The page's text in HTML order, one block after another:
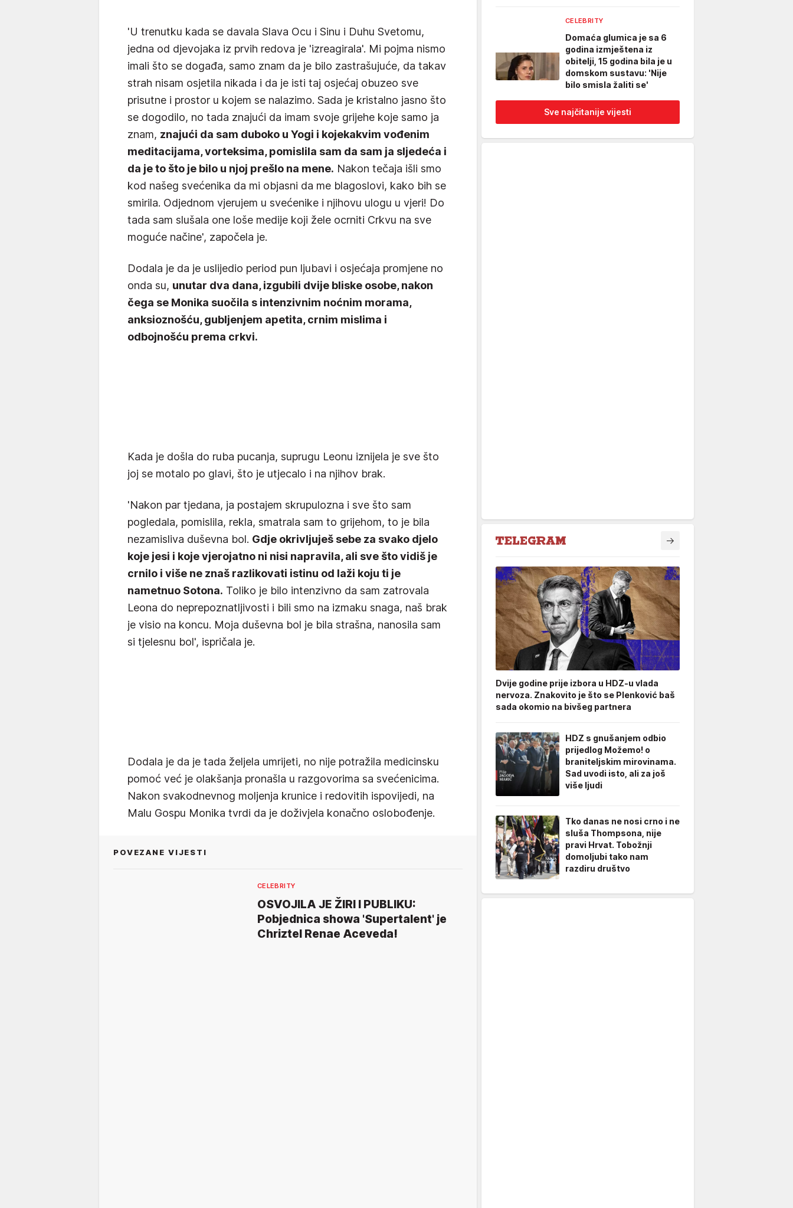
'U trenutku kada se davala Slava Ocu i Sinu i Duhu Svetomu,
jedna od djevojaka iz prvih redova je 'izreagirala'. Mi pojma nismo
imali što se događa, samo znam da je bilo zastrašujuće, da takav
strah nisam osjetila nikada i da je isti taj osjećaj obuzeo sve
prisutne i prostor u kojem se nalazimo. Sada je kristalno jasno što
se dogodilo, no tada znajući da imam svoje grijehe koje samo ja
znam, znajući da sam duboko u Yogi i kojekakvim vođenim
meditacijama, vorteksima, pomislila sam da sam ja sljedeća i
da je to što je bilo u njoj prešlo na mene. Nakon tečaja išli smo
kod našeg svećenika da mi objasni da me blagoslovi, kako bih se
smirila. Odjednom vjerujem u svećenike i njihovu ulogu u vjeri! Do
tada sam slušala one loše medije koji žele ocrniti Crkvu na sve
moguće načine', započela je.
Dodala je da je uslijedio period pun ljubavi i osjećaja promjene no
onda su, unutar dva dana, izgubili dvije bliske osobe, nakon
čega se Monika suočila s intenzivnim noćnim morama,
anksioznošću, gubljenjem apetita, crnim mislima i
odbojnošću prema crkvi.
Kada je došla do ruba pucanja, suprugu Leonu iznijela je sve što
joj se motalo po glavi, što je utjecalo i na njihov brak.
'Nakon par tjedana, ja postajem skrupulozna i sve što sam
pogledala, pomislila, rekla, smatrala sam to grijehom, to je bila
nezamisliva duševna bol. Gdje okrivljuješ sebe za svako djelo
koje jesi i koje vjerojatno ni nisi napravila, ali sve što vidiš je
crnilo i više ne znaš razlikovati istinu od laži koju ti je
nametnuo Sotona. Toliko je bilo intenzivno da sam zatrovala
Leona do neprepoznatljivosti i bili smo na izmaku snaga, naš brak
je visio na koncu. Moja duševna bol je bila strašna, nanosila sam
si tjelesnu bol', ispričala je.
Dodala je da je tada željela umrijeti, no nije potražila medicinsku
pomoć već je olakšanja pronašla u razgovorima sa svećenicima.
Nakon svakodnevnog moljenja krunice i redovitih ispovijedi, na
Malu Gospu Monika tvrdi da je doživjela konačno oslobođenje.
POVEZANE VIJESTI
CELEBRITY
OSVOJILA JE ŽIRI I PUBLIKU:
Pobjednica showa 'Supertalent' je
Chriztel Renae Aceveda!
CELEBRITY
Domaća glumica je sa 6
godina izmještena iz
obitelji, 15 godina bila je u
domskom sustavu: 'Nije
bilo smisla žaliti se'
Sve najčitanije vijesti
Dvije godine prije izbora u HDZ-u vlada
nervoza. Znakovito je što se Plenković baš
sada okomio na bivšeg partnera
HDZ s gnušanjem odbio
prijedlog Možemo! o
braniteljskim mirovinama.
Sad uvodi isto, ali za još
više ljudi
Tko danas ne nosi crno i ne
sluša Thompsona, nije
pravi Hrvat. Tobožnji
domoljubi tako nam
razdiru društvo